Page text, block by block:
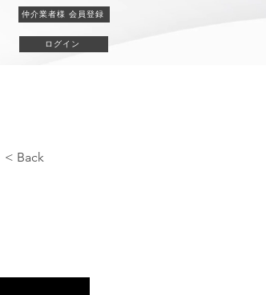
仲介業者様 会員登録
ログイン
< Back